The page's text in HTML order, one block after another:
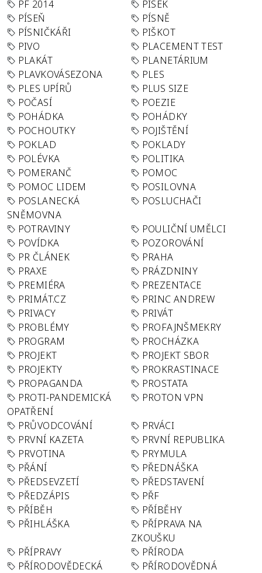
PF 2014
PÍSEK
PÍSEŇ
PÍSNĚ
PÍSNIČKÁŘI
PIŠKOT
PIVO
PLACEMENT TEST
PLAKÁT
PLANETÁRIUM
PLAVKOVÁSEZONA
PLES
PLES UPÍRŮ
PLUS SIZE
POČASÍ
POEZIE
POHÁDKA
POHÁDKY
POCHOUTKY
POJIŠTĚNÍ
POKLAD
POKLADY
POLÉVKA
POLITIKA
POMERANČ
POMOC
POMOC LIDEM
POSILOVNA
POSLANECKÁ
SNĚMOVNA
POSLUCHAČI
POTRAVINY
POULIČNÍ UMĚLCI
POVÍDKA
POZOROVÁNÍ
PR ČLÁNEK
PRAHA
PRAXE
PRÁZDNINY
PREMIÉRA
PREZENTACE
PRIMÁT.CZ
PRINC ANDREW
PRIVACY
PRIVÁT
PROBLÉMY
PROFAJNŠMEKRY
PROGRAM
PROCHÁZKA
PROJEKT
PROJEKT SBOR
PROJEKTY
PROKRASTINACE
PROPAGANDA
PROSTATA
PROTI-PANDEMICKÁ
OPATŘENÍ
PROTON VPN
PRŮVODCOVÁNÍ
PRVÁCI
PRVNÍ KAZETA
PRVNÍ REPUBLIKA
PRVOTINA
PRYMULA
PŘÁNÍ
PŘEDNÁŠKA
PŘEDSEVZETÍ
PŘEDSTAVENÍ
PŘEDZÁPIS
PŘF
PŘÍBĚH
PŘÍBĚHY
PŘIHLÁŠKA
PŘÍPRAVA NA
ZKOUŠKU
PŘÍPRAVY
PŘÍRODA
PŘÍRODOVĚDECKÁ
PŘÍRODOVĚDNÁ